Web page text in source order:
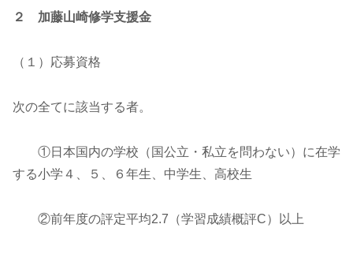
２ 加藤山崎修学支援金
（１）応募資格
次の全てに該当する者。
①日本国内の学校（国公立・私立を問わない）に在学
する小学４、５、６年生、中学生、高校生
②前年度の評定平均2.7（学習成績概評C）以上